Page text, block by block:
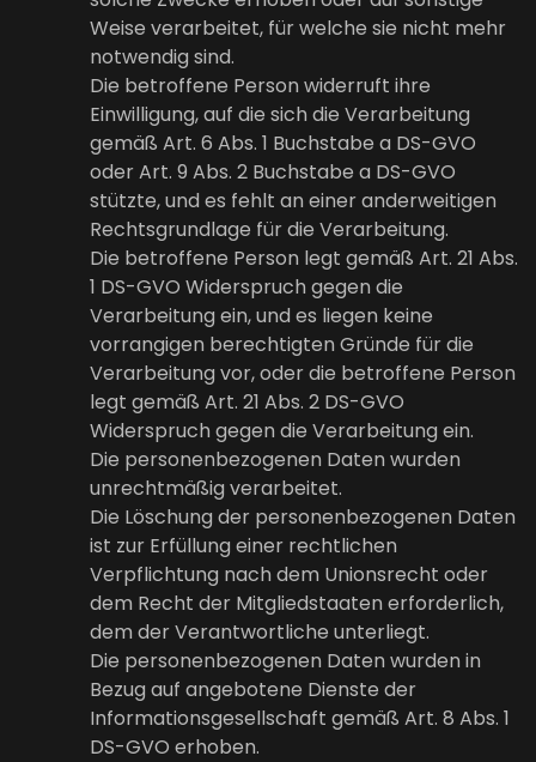
Weise verarbeitet, für welche sie nicht mehr
notwendig sind.
Die betroffene Person widerruft ihre
Einwilligung, auf die sich die Verarbeitung
gemäß Art. 6 Abs. 1 Buchstabe a DS-GVO
oder Art. 9 Abs. 2 Buchstabe a DS-GVO
stützte, und es fehlt an einer anderweitigen
Rechtsgrundlage für die Verarbeitung.
Die betroffene Person legt gemäß Art. 21 Abs.
1 DS-GVO Widerspruch gegen die
Verarbeitung ein, und es liegen keine
vorrangigen berechtigten Gründe für die
Verarbeitung vor, oder die betroffene Person
legt gemäß Art. 21 Abs. 2 DS-GVO
Widerspruch gegen die Verarbeitung ein.
Die personenbezogenen Daten wurden
unrechtmäßig verarbeitet.
Die Löschung der personenbezogenen Daten
ist zur Erfüllung einer rechtlichen
Verpflichtung nach dem Unionsrecht oder
dem Recht der Mitgliedstaaten erforderlich,
dem der Verantwortliche unterliegt.
Die personenbezogenen Daten wurden in
Bezug auf angebotene Dienste der
Informationsgesellschaft gemäß Art. 8 Abs. 1
DS-GVO erhoben.